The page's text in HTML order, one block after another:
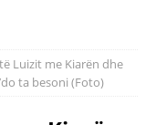
Luizit me Kiarën dhe
ta besoni (Foto)